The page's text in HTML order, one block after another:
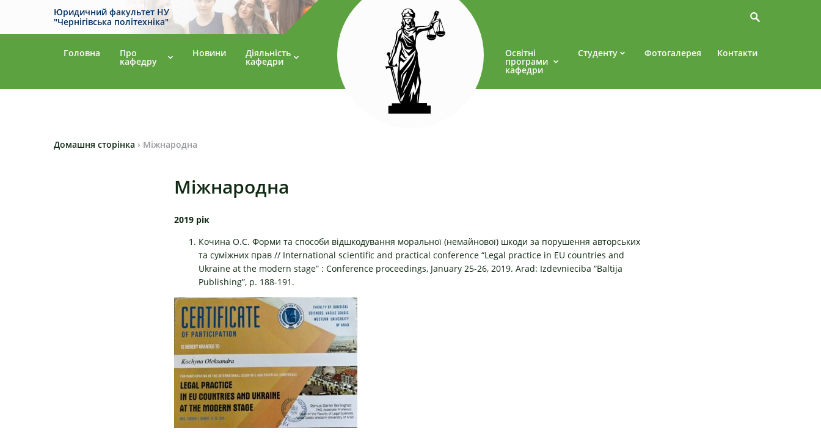
Юридичний факультет НУ
"Чернігівська політехніка"
Головна Про
кафедру
Новини Діяльність
кафедри
Освітні
програми
кафедри
Студенту Фотогалерея Контакти
Домашня сторінка › Міжнародна
Міжнародна
2019 рік
Кочина О.С. Форми та способи відшкодування моральної (немайнової) шкоди за порушення авторських
та суміжних прав // International scientific and practical conference “Legal practice in EU countries and
Ukraine at the modern stage” : Conference proceedings, January 25-26, 2019. Arad: Izdevnieciba “Baltija
Publishing”, p. 188-191.